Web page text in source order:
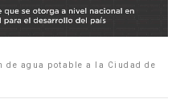
de agua potable a la Ciudad de